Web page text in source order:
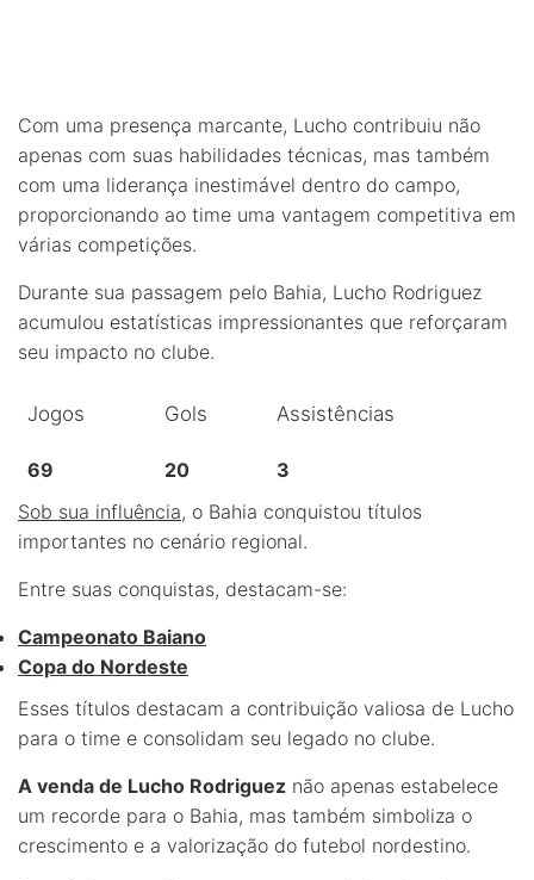
Com uma presença marcante, Lucho contribuiu não
apenas com suas habilidades técnicas, mas também
com uma liderança inestimável dentro do campo,
proporcionando ao time uma vantagem competitiva em
várias competições.
Durante sua passagem pelo Bahia, Lucho Rodriguez
acumulou estatísticas impressionantes que reforçaram
seu impacto no clube.
Jogos Gols Assistências
69 20
3
Sob sua influência, o Bahia conquistou títulos
importantes no cenário regional.
Entre suas conquistas, destacam-se:
Campeonato Baiano
Copa do Nordeste
Esses títulos destacam a contribuição valiosa de Lucho
para o time e consolidam seu legado no clube.
A venda de Lucho Rodriguez não apenas estabelece
um recorde para o Bahia, mas também simboliza o
crescimento e a valorização do futebol nordestino.